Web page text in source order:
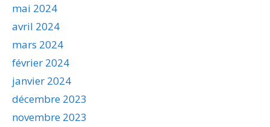
mai 2024
avril 2024
mars 2024
février 2024
janvier 2024
décembre 2023
novembre 2023